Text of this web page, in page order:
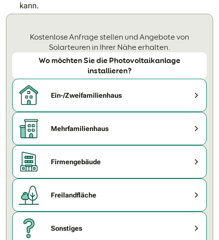
kann.
Kostenlose Anfrage stellen und Angebote von
Solarteuren in Ihrer Nähe erhalten.
Wo möchten Sie die Photovoltaikanlage
installieren?
Ein-/Zweifamilienhaus
Mehrfamilienhaus
Firmengebäude
Freilandfläche
Sonstiges